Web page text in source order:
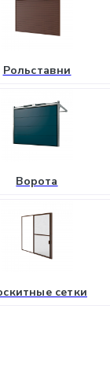
Рольставни
Ворота
сетки